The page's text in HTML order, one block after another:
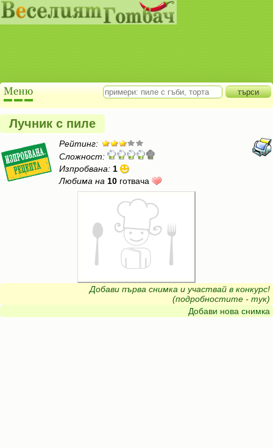
Лучник с пиле
Рейтинг:
Сложност:
Изпробвана: 1
Любима на 10 готвача
Добави първа снимка и участвай в конкурс!
(подробностите - тук)
Добави нова снимка